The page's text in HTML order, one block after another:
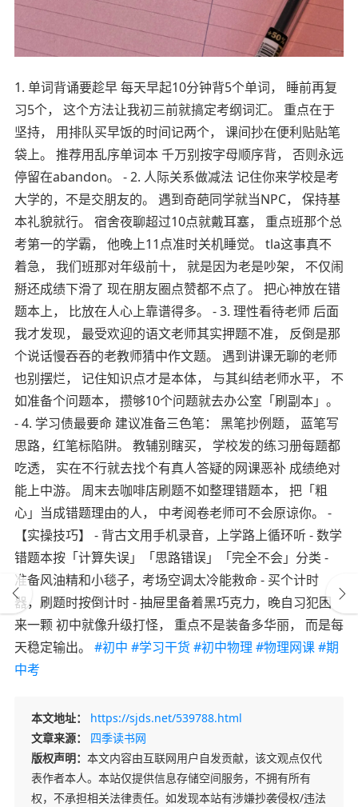
1. 单词背诵要趁早 每天早起10分钟背5个单词， 睡前再复
习5个， 这个方法让我初三前就搞定考纲词汇。 重点在于
坚持， 用排队买早饭的时间记两个， 课间抄在便利贴贴笔
袋上。 推荐用乱序单词本 千万别按字母顺序背， 否则永远
停留在abandon。 -2. 人际关系做减法 记住你来学校是考
大学的，不是交朋友的。 遇到奇葩同学就当NPC， 保持基
本礼貌就行。 宿舍夜聊超过10点就戴耳塞， 重点班那个总
考第一的学霸， 他晚上11点准时关机睡觉。 tla这事真不
着急， 我们班那对年级前十， 就是因为老是吵架， 不仅闹
掰还成绩下滑了 现在朋友圈点赞都不点了。 把心神放在错
题本上， 比放在人心上靠谱得多。 - 3. 理性看待老师 后面
我才发现， 最受欢迎的语文老师其实押题不准， 反倒是那
个说话慢吞吞的老教师猜中作文题。 遇到讲课无聊的老师
也别摆烂， 记住知识点才是本体， 与其纠结老师水平， 不
如准备个问题本， 攒够10个问题就去办公室「刷副本」。
- 4. 学习债最要命 建议准备三色笔： 黑笔抄例题， 蓝笔写
思路，红笔标陷阱。 教辅别瞎买， 学校发的练习册每题都
吃透， 实在不行就去找个有真人答疑的网课恶补 成绩绝对
能上中游。 周末去咖啡店刷题不如整理错题本， 把「粗
心」当成错题理由的人， 中考阅卷老师可不会原谅你。 -
【实操技巧】 - 背古文用手机录音，上学路上循环听 - 数学
错题本按「计算失误」「思路错误」「完全不会」分类 -
准备风油精和小毯子，考场空调太冷能救命 - 买个计时
器，刷题时按倒计时 - 抽屉里备着黑巧克力，晚自习犯困
来一颗 初中就像升级打怪， 重点不是装备多华丽， 而是每
天稳定输出。 #初中 #学习干货 #初中物理#物理网课#期
中考
本文地址：
https://sjds.net/539788.html
文章来源：
四季读书网
版权声明： 本文内容由互联网用户自发贡献，该文观点仅代
表作者本人。本站仅提供信息存储空间服务，不拥有所有
权，不承担相关法律责任。如发现本站有涉嫌抄袭侵权/违法